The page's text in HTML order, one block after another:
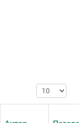
Приказ #